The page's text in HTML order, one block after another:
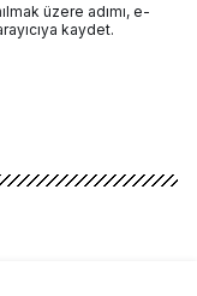
üzere adımı, e-
kaydet.